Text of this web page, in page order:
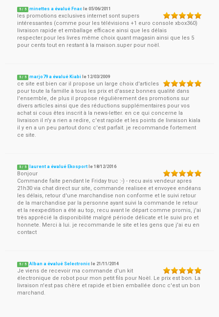
5 / 5 minettes a évalué Fnac le05/06/2011
les promotions exclusives internet sont supers
intéressantes (comme pour les télévisions +1 euro console xbox360)
livraison rapide et emballage efficace ainsi que les délais
respecter.pour les livres même choix quant magasin ainsi que les 5
pour cents tout en restant à la maison.super pour noël.
5 / 5 marjo79 a évalué Kiabi le12/03/2009
ce site est bien car il propose un large choix d'articles
pour toute la famille à tous les prix et d'assez bonnes qualité dans
l'ensemble, de plus il propose régulièrement des promotions sur
divers articles ainsi que des réductions supplémentaires pour vos
achat si cous êtes inscrit à la news-letter. en ce qui concerne la
livraison il n'y a rien a redire, c'est rapide et les points de livraison kiala
il y en a un peu partout donc c'est parfait. je recommande fortement
ce site.
5 / 5 laurent a évalué Ekosport le18/12/2016
Bonjour
Commande faite pendant le Friday truc :-) - recu avis vendeur apres
21h30 via chat direct sur site, commande realisee et envoyee endéans
les délais, retour d'une marchandise non conforme et le suivi retour
de la marchandise par la personne ayant suivi la commande le retour
et la reexpedition a été au top, recu avant le départ comme promis, j'ai
très apprécié la disponibilité malgré période délicate et le suivi pro et
honnete. Merci à lui. je recommande le site et les gens que j'ai eu en
contact
5 / 5 Alban a évalué Selectronic le 21/11/2014
Je viens de recevoir ma commande d'un kit
électronique de robot pour mon petit fils pour Noël. Le prix est bon. La
livraison n'est pas chère et rapide et bien emballée donc c'est un bon
marchand.